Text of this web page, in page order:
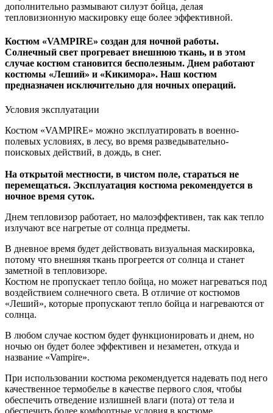
дополнительно размывают силуэт бойца, делая
тепловизионную маскировку еще более эффективной.
Костюм «VAMPIRE» создан для ночной работы.
Солнечный свет прогревает внешнюю ткань, и в этом
случае костюм становится бесполезным. Днем работают
костюмы «Леший» и «Кикимора». Наш костюм
предназначен исключительно для ночных операций.
Условия эксплуатации
Костюм «VAMPIRE» можно эксплуатировать в военно-
полевых условиях, в лесу, во время разведывательно-
поисковых действий, в дождь, в снег.
На открытой местности, в чистом поле, стараться не
перемещаться. Эксплуатация костюма рекомендуется в
ночное время суток.
Днем тепловизор работает, но малоэффективен, так как тепло
излучают все нагретые от солнца предметы.
В дневное время будет действовать визуальная маскировка,
потому что внешняя ткань прогреется от солнца и станет
заметной в тепловизоре.
Костюм не пропускает тепло бойца, но может нагреваться под
воздействием солнечного света. В отличие от костюмов
«Леший», которые пропускают тепло бойца и нагреваются от
солнца.
В любом случае костюм будет функционировать и днем, но
ночью он будет более эффективен и незаметен, откуда и
название «Vampire».
При использовании костюма рекомендуется надевать под него
качественное термобелье в качестве первого слоя, чтобы
обеспечить отведение излишней влаги (пота) от тела и
обеспечить более комфортные условия в костюме.